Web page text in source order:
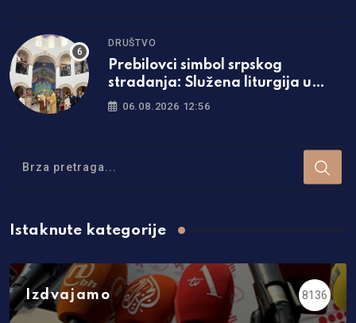
DRUŠTVO
Prebilovci simbol srpskog
stradanja: Služena liturgija u
Hramu Hristovog vaskrsenja
06.08.2026 12:56
Istaknute kategorije
Izdvajamo 8136